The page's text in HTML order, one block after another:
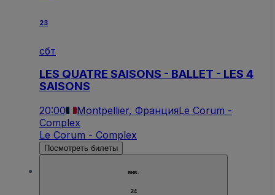
23
сбт
LES QUATRE SAISONS - BALLET - LES 4
SAISONS
20:00 Montpellier, ФранцияLe Corum -
Complex
Le Corum - Complex
Посмотреть билеты
янв.
24